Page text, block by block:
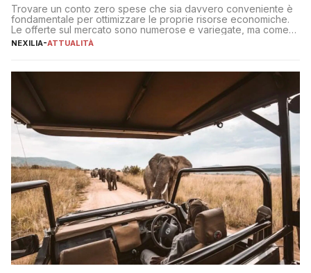
Trovare un conto zero spese che sia davvero conveniente è
fondamentale per ottimizzare le proprie risorse economiche.
Le offerte sul mercato sono numerose e variegate, ma come
individuare quella più adatta alle proprie esigenze senza
sul […]
NEXILIA-ATTUALITÀ